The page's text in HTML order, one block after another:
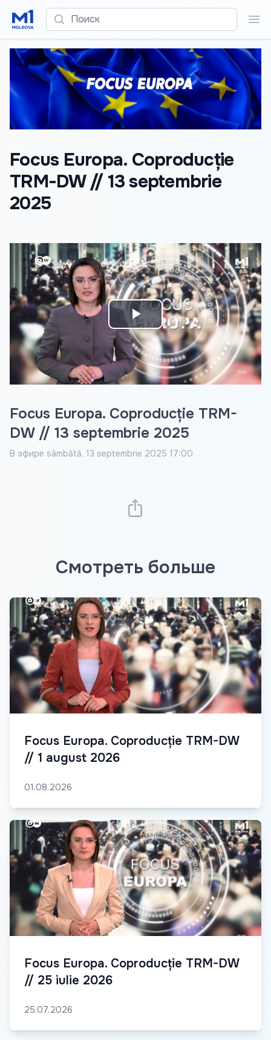
Поиск
Focus Europa. Coproducție
TRM-DW // 13 septembrie
2025
Play
Video
Focus Europa. Coproducție TRM-
DW // 13 septembrie 2025
В эфире sâmbătă, 13 septembrie 2025 17:00
Смотреть больше
Focus Europa. Coproducție TRM-DW
// 1 august 2026
01.08.2026
Focus Europa. Coproducție TRM-DW
// 25 iulie 2026
25.07.2026